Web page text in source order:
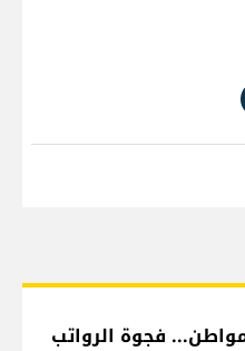
فجوة الرواتب